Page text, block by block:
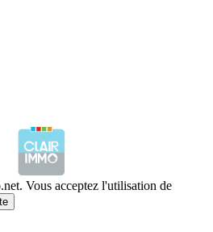
Vous acceptez l'utilisation de